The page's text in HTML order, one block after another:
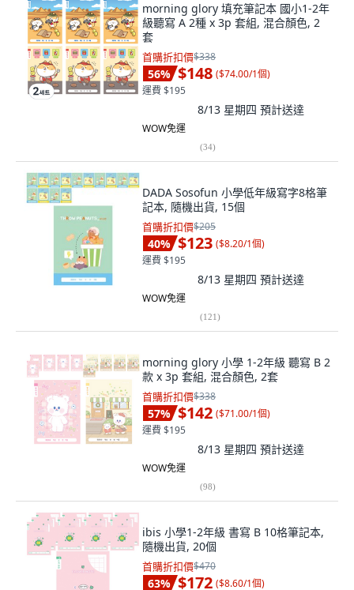
morning glory 填充筆記本 國小1-2年
級聽寫 A 2種 x 3p 套組, 混合顏色, 2
套
首購折扣價$338
56% $148 ($74.00/1個)
運費 $195
8/13 星期四 預計送達
WOW免運
(34)
DADA Sosofun 小學低年級寫字8格筆
記本, 隨機出貨, 15個
首購折扣價$205
40% $123 ($8.20/1個)
運費 $195
8/13 星期四 預計送達
WOW免運
(121)
morning glory 小學 1-2年級 聽寫 B 2
款 x 3p 套組, 混合顏色, 2套
首購折扣價$338
57% $142 ($71.00/1個)
運費 $195
8/13 星期四 預計送達
WOW免運
(98)
ibis 小學1-2年級 書寫 B 10格筆記本,
隨機出貨, 20個
首購折扣價$470
63% $172 ($8.60/1個)